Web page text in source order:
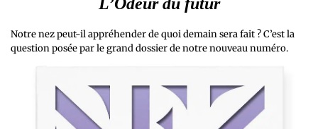
Notre nez peut-il appréhender de quoi demain sera fait ? C’est la
question posée par le grand dossier de notre nouveau numéro.